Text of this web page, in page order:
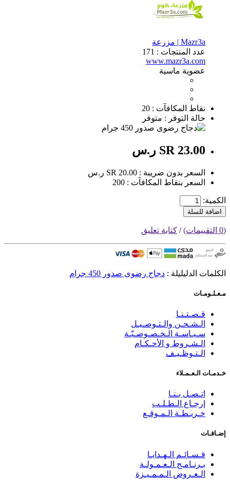
Mazr3a | مزرعة
عدد المنتجات : 171
www.mazr3a.com
عضوية ماسية
نقاط المكافآت : 20
حالة التوفر : متوفر
SR 23.00 ر.س
السعر بدون ضريبة : SR 20.00 ر.س
السعر بنقاط المكافآت : 200
الكمية:
اضافة للسلة
(0 التقييمات) / كتابة تعليق
الكلمات الدليليلة : دجاج رضوى صدور 450 جرام
مـعـلـومـات
قـصـتـنـا
الـشـحـن والـتـوصـيـل
سـيـاسـة الـخـصـوصـيّـة
الـشـروط و الأحـكـام
الـتـوظـيـف
خـدمـات الـعـمـلاء
اتـصـل بـنـا
إرجـاع الـطـلـب
خـريـطـة الـمـوقـع
إضـافـات
قـسـائـم الـهـدايـا
بـرنـامـج الـعـمـولـة
الـعـروض الـمـمـيـزة